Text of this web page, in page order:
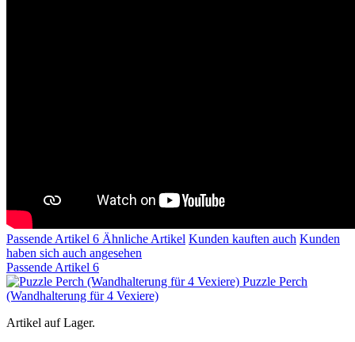
Passende Artikel 6 Ähnliche Artikel Kunden kauften auch Kunden
haben sich auch angesehen
Passende Artikel 6
Puzzle Perch
(Wandhalterung für 4 Vexiere)
Artikel auf Lager.